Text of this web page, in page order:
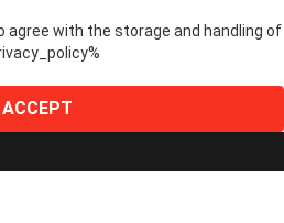
agree with the storage and handling of
ACCEPT